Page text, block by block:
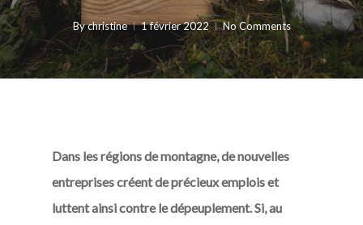
Bychristine 1 février 2022 No Comments
Dans les régions de montagne, de nouvelles
entreprises créent de précieux emplois et
luttent ainsi contre le dépeuplement. Si, au